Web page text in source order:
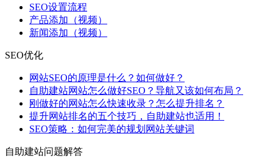
SEO设置流程
产品添加（视频）
新闻添加（视频）
SEO优化
网站SEO的原理是什么？如何做好？
自助建站网站怎么做好SEO？导航又该如何布局？
刚做好的网站怎么快速收录？怎么提升排名？
提升网站排名的五个技巧，自助建站也适用！
SEO策略：如何完美的规划网站关键词
自助建站问题解答